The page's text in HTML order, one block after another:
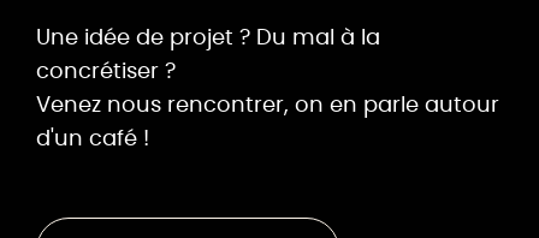
Une idée de projet ? Du mal à la
concrétiser ?
Venez nous rencontrer, on en parle autour
d'un café !